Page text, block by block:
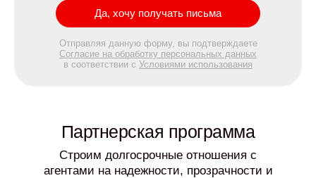
Да, хочу получать письма
Отправляя данную форму, вы подтверждаете
Согласие на обработку персональных данных
в соответствии с Условиями использования
Партнерская программа
Строим долгосрочные отношения с
агентами на надежности, прозрачности и